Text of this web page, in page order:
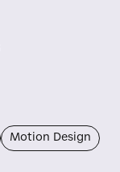
Motion Design